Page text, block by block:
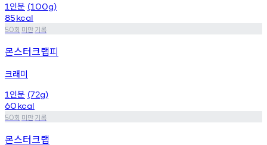
1 인분 (100g)
85kcal
50회 미만기록
몬스터크랩피
크래미
1 인분 (72g)
60kcal
50회 미만기록
몬스터크랩